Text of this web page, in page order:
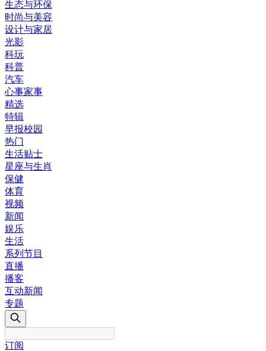
生态与环保
时尚与美容
设计与家居
光影
科玩
科普
汽车
心事家事
精选
特辑
早报校园
热门
生活贴士
星座与生肖
保健
体育
视频
新闻
娱乐
生活
系列节目
直播
播客
互动新闻
专题
订阅